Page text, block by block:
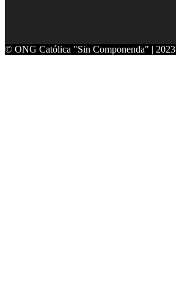
© ONG Católica "Sin Componenda" | 2023